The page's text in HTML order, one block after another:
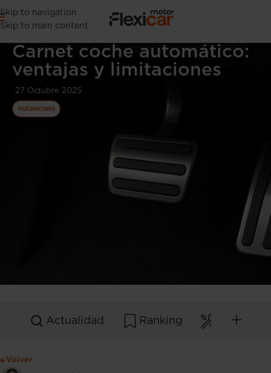
Skip to navigation
Skip to main content
Carnet coche automático:
ventajas y limitaciones
27 Octubre 2025
Autoescuela
Actualidad Ranking
Volver